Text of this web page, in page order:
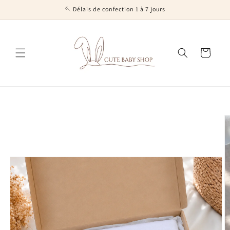
au
🪡 Délais de confection 1 à 7 jours
Panier